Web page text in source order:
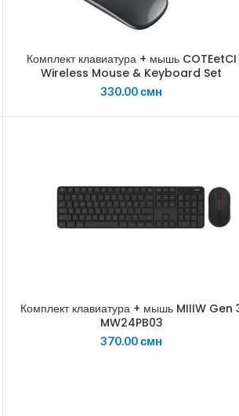
Комплект клавиатура + мышь COTEetCI
Wireless Mouse & Keyboard Set
330.00смн
Комплект клавиатура + мышь MIIIW Gen
MW24PB03
370.00смн